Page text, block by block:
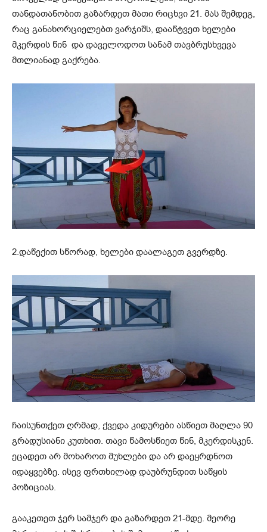
თანდათანობით გაზარდეთ მათი რიცხვი 21. მას შემდეგ,
რაც განახორციელებთ ვარჯიშს, დააწტვეთ ხელები
მკერდის წინ და დაველოდოთ სანამ თავბრუსხვევა
მთლიანად გაქრება.
2.დაწექით სწორად, ხელები დაალაგეთ გვერდზე.
ჩაისუნთქეთ ღრმად, ქვედა კიდურები ასწიეთ მაღლა 90
გრადუსიანი კუთხით. თავი წამოსწიეთ წინ, მკერდისკენ.
ეცადეთ არ მოხაროთ მუხლები და არ დაეყრდნოთ
იდაყვებზე. ისევ ფრთხილად დაუბრუნდით საწყის
პოზიციას.
გააკეთეთ ჯერ სამჯერ და გაზარდეთ 21-მდე. მეორე